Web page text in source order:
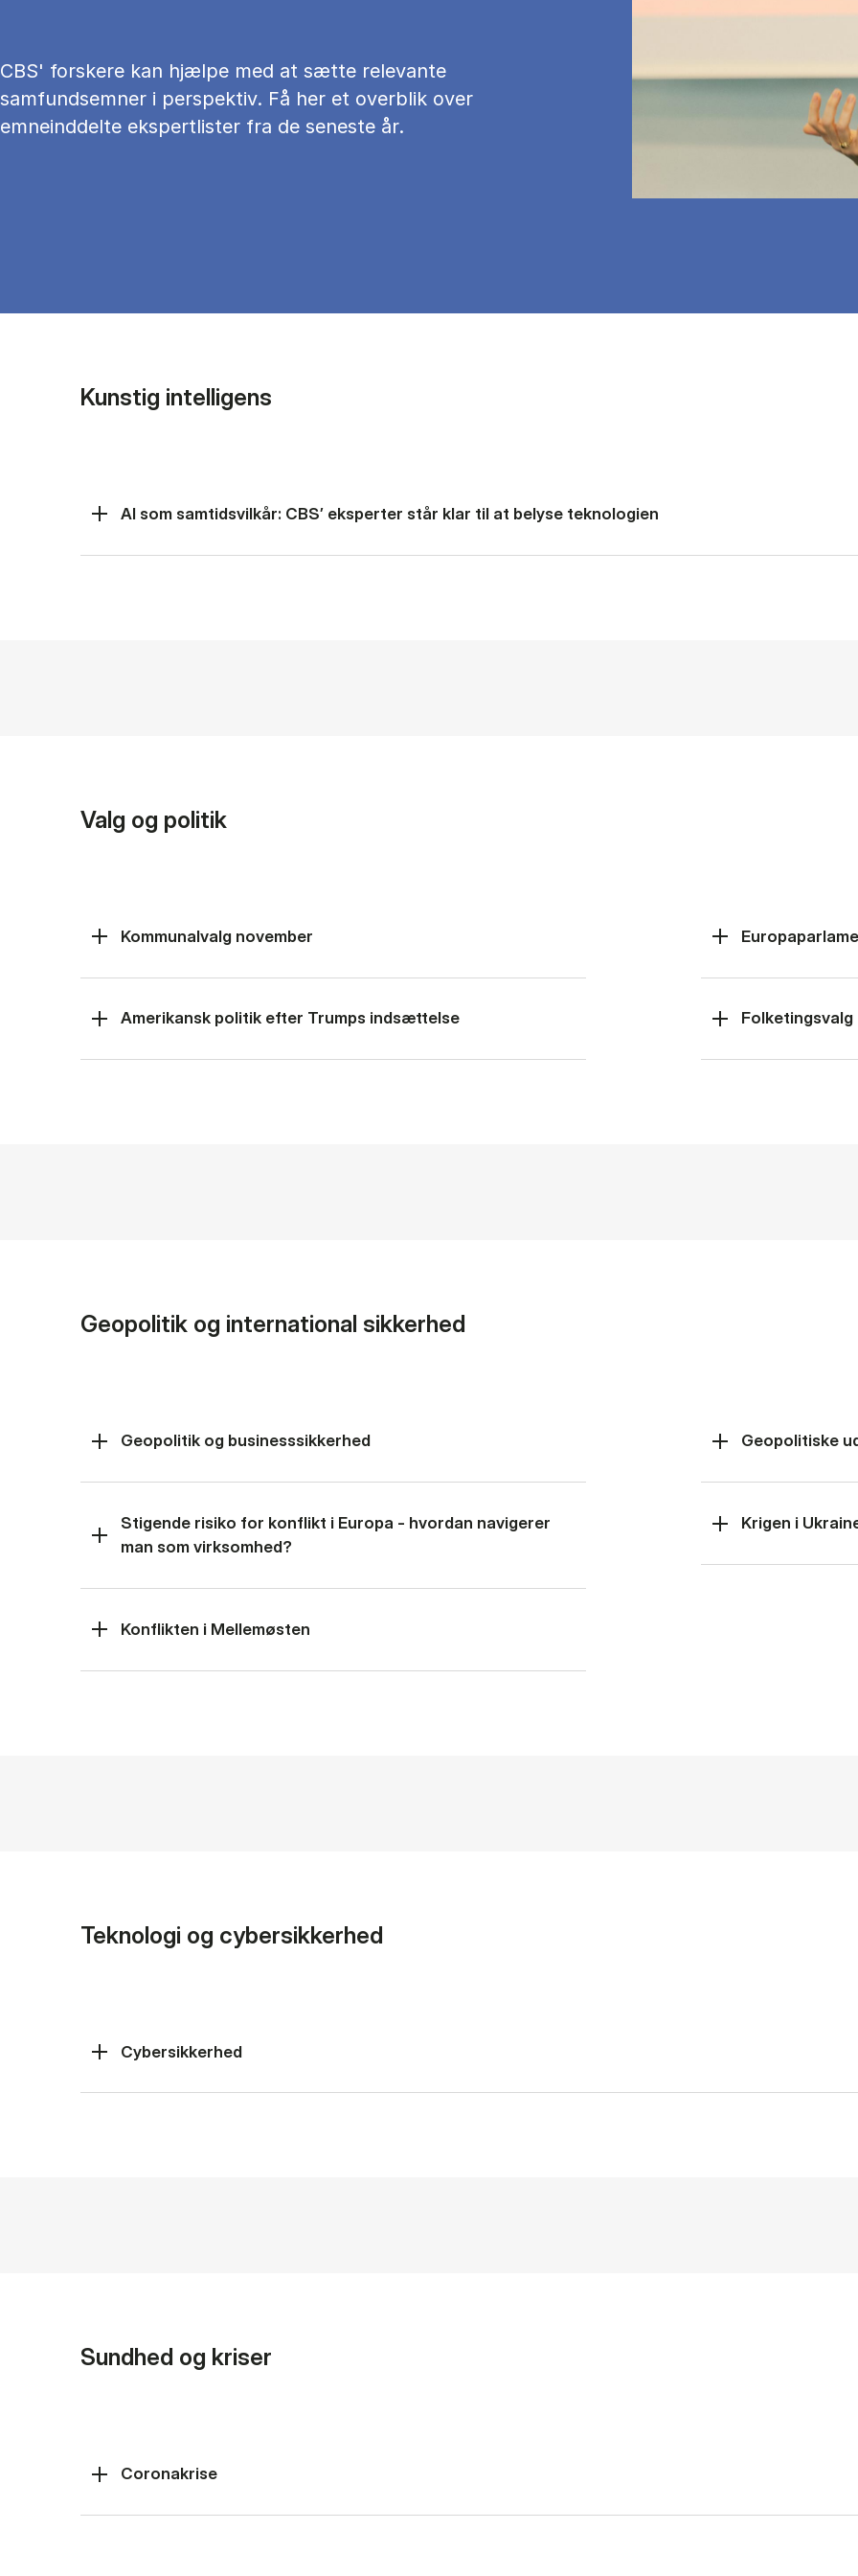
CBS' forskere kan hjælpe med at sætte relevante
samfundsemner i perspektiv. Få her et overblik over
emneinddelte ekspertlister fra de seneste år.
Kunstig intelligens
AI som samtidsvilkår: CBS’ eksperter står klar til at belyse teknologien
Valg og politik
Kommunalvalg november
Amerikansk politik efter Trumps indsættelse Folketingsvalg
Geopolitik og international sikkerhed
Geopolitik og businesssikkerhed
Stigende risiko for konflikt i Europa - hvordan navigerer
man som virksomhed?
Konflikten i Mellemøsten
Geopolitiske
Krigen i
Teknologi og cybersikkerhed
Cybersikkerhed
Sundhed og kriser
Coronakrise